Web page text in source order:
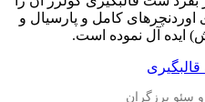
اوردنچرهای کامل و پارسیال و
ایده آل نموده است.
قالبگیری